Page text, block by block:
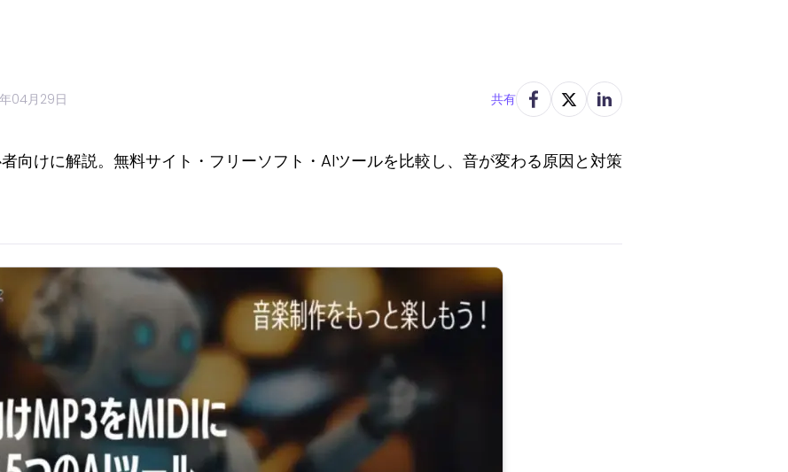
04月29日 共有
向けに解説。無料サイト・フリーソフト・AIツールを比較し、音が変わる原因と対策